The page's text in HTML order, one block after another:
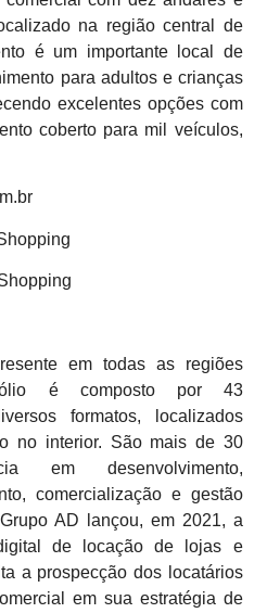
na região central de
é um importante local de
para adultos e crianças
excelentes opções com
coberto para mil veículos,
em todas as regiões
é composto por 43
formatos, localizados
no interior. São mais de 30
em desenvolvimento,
comercialização e gestão
AD lançou, em 2021, a
de locação de lojas e
a prospecção dos locatários
em sua estratégia de